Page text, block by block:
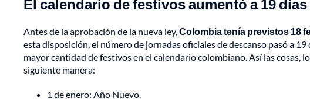
El calendario de festivos aumentó a 19 días
Antes de la aprobación de la nueva ley,Colombia tenía previstos 18
esta disposición, el número de jornadas oficiales de descanso pasó a
mayor cantidad de festivos en el calendario colombiano. Así las
siguiente manera:
1 de enero: Año Nuevo.